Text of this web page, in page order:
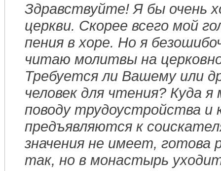
Здравствуйте! Я бы очень
церкви. Скорее всего мой
пения в хоре. Но я
читаю молитвы на
Требуется ли Вашему или
человек для чтения? Куда
поводу трудоустройства и
предъявляются к
значения не имеет,
так, но в монастырь